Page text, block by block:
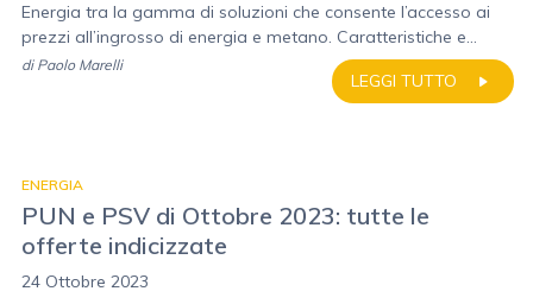
Energia tra la gamma di soluzioni che consente l’accesso ai
prezzi all’ingrosso di energia e metano. Caratteristiche e...
LEGGI TUTTO
di Paolo Marelli
ENERGIA
PUN e PSV di Ottobre 2023: tutte le
offerte indicizzate
24 Ottobre 2023